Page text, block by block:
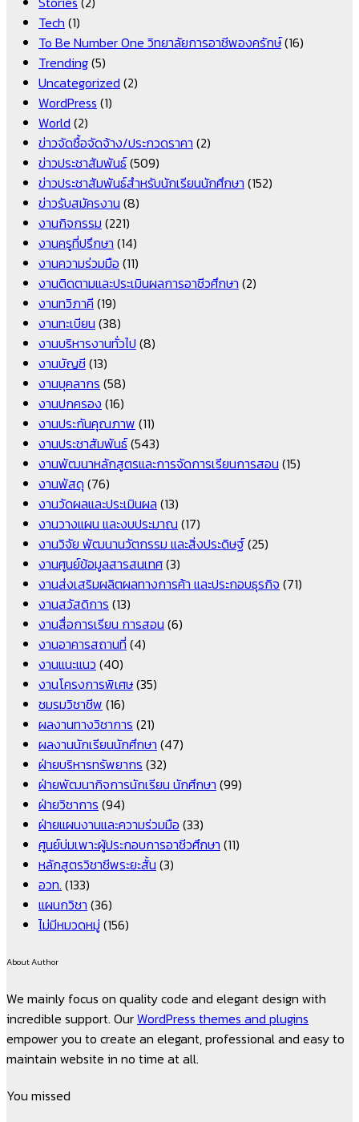
Tech (1)
To Be Number One วิทยาลัยการอาชีพองครักษ์(16)
Trending(5)
Uncategorized (2)
WordPress (1)
World (2)
ข่าวจัดซื้อจัดจ้าง/ประกวดราคา (2)
ข่าวประชาสัมพันธ์(509)
ข่าวประชาสัมพันธ์สำหรับนักเรียนนักศึกษา (152)
ข่าวรับสมัครงาน (8)
งานกิจกรรม (221)
งานครูที่ปรึกษา (14)
งานความร่วมมือ (11)
งานติดตามและประเมินผลการอาชีวศึกษา (2)
งานทวิภาคี (19)
งานทะเบียน (38)
งานบริหารงานทั่วไป (8)
งานบัญชี(13)
งานบุคลากร (58)
งานปกครอง (16)
งานประกันคุณภาพ (11)
งานประชาสัมพันธ์(543)
งานพัฒนาหลักสูตรและการจัดการเรียนการสอน (15)
งานพัสดุ (76)
งานวัดผลและประเมินผล (13)
งานวางแผน และงบประมาณ (17)
งานวิจัย พัฒนานวัตกรรม และสิ่งประดิษฐ์(25)
งานศูนย์ข้อมูลสารสนเทศ(3)
งานส่งเสริมผลิตผลทางการค้า และประกอบธุรกิจ (71)
งานสวัสดิการ (13)
งานสื่อการเรียน การสอน (6)
งานอาคารสถานที่ (4)
งานแนะแนว (40)
งานโครงการพิเศษ(35)
ชมรมวิชาชีพ (16)
ผลงานทางวิชาการ (21)
ผลงานนักเรียนนักศึกษา (47)
ฝ่ายบริหารทรัพยากร (32)
ฝ่ายพัฒนากิจการนักเรียน นักศึกษา (99)
ฝ่ายวิชาการ (94)
ฝ่ายแผนงานและความร่วมมือ (33)
ศูนย์บ่มเพาะผู้ประกอบการอาชีวศึกษา (11)
หลักสูตรวิชาชีพระยะสั้น (3)
อวท. (133)
แผนกวิชา (36)
ไม่มีหมวดหมู่ (156)
About Author
We mainly focus on quality code and elegant design with
incredible support. OurWordPress themes and plugins
empower you to create an elegant, professional and easy to
maintain website in no time at all.
You missed